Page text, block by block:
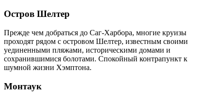
Остров Шелтер
Прежде чем добраться до Саг-Харбора, многие круизы
проходят рядом с островом Шелтер, известным своими
уединенными пляжами, историческими домами и
сохранившимися болотами. Спокойный контрапункт к
шумной жизни Хэмптона.
Монтаук